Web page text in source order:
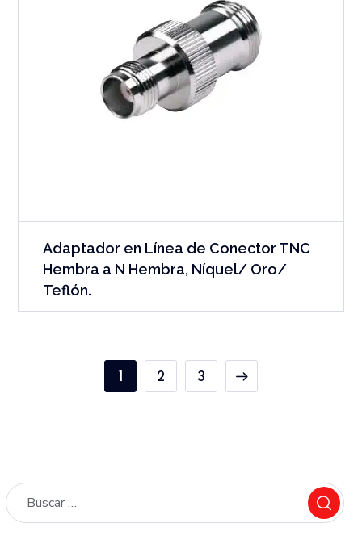
Adaptador en Línea de Conector TNC
Hembra a N Hembra, Níquel/ Oro/
Teflón.
1 2 3